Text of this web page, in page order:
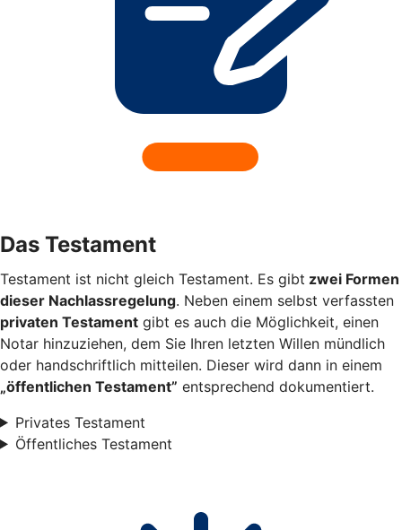
Das Testament
Testament ist nicht gleich Testament. Es gibt zwei Formen
dieser Nachlassregelung. Neben einem selbst verfassten
privaten Testament gibt es auch die Möglichkeit, einen
Notar hinzuziehen, dem Sie Ihren letzten Willen mündlich
oder handschriftlich mitteilen. Dieser wird dann in einem
„öffentlichen Testament” entsprechend dokumentiert.
Privates Testament
Öffentliches Testament